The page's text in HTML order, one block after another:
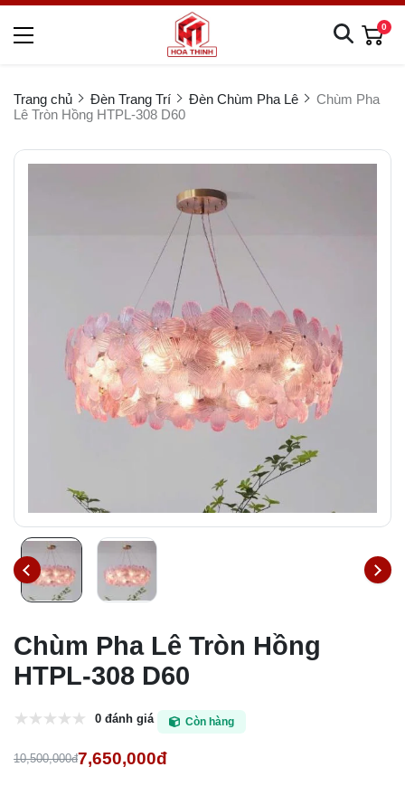
0
Trang chủ Đèn Trang Trí Đèn Chùm Pha Lê
Chùm Pha
Lê Tròn Hồng HTPL-308 D60
Chùm Pha Lê Tròn Hồng
HTPL-308 D60
0 đánh giá Còn hàng
10,500,000đ7,650,000đ